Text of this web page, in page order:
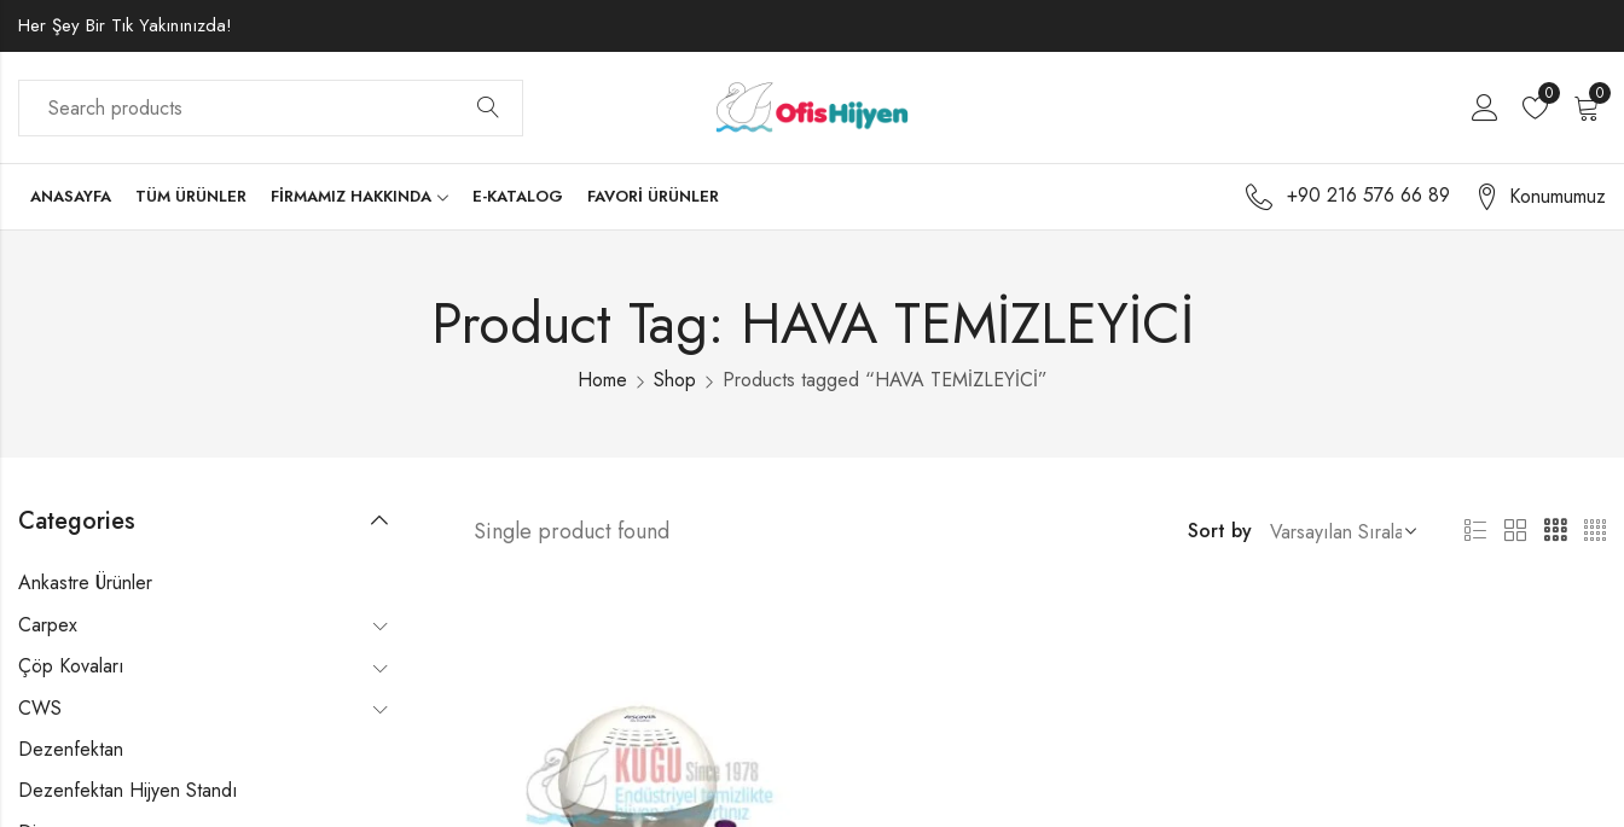
Her Şey Bir Tık Yakınınızda!
0 0
ANASAYFA TÜM ÜRÜNLER FIRMAMIZ HAKKINDA E-KATALOG FAVORI ÜRÜNLER +90 216 576 66 89 Konumumuz
Product Tag: HAVA TEMİZLEYİCİ
Home Shop Products tagged “HAVA TEMİZLEYİCİ”
Single product found Sort by
Categories
Ankastre Ürünler
Carpex
Çöp Kovaları
CWS
Dezenfektan
Dezenfektan Hijyen Standı